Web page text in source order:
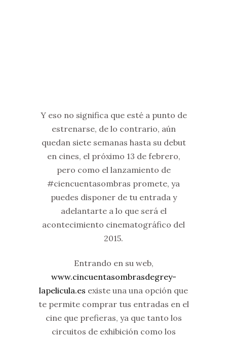
Y eso no significa que esté a punto de
estrenarse, de lo contrario, aún
quedan siete semanas hasta su debut
en cines, el próximo 13 de febrero,
pero como el lanzamiento de
#ciencuentasombras promete, ya
puedes disponer de tu entrada y
adelantarte a lo que será el
acontecimiento cinematográfico del
2015.
Entrando en su web,
www.cincuentasombrasdegrey-
lapelicula.es existe una una opción que
te permite comprar tus entradas en el
cine que prefieras, ya que tanto los
circuitos de exhibición como los